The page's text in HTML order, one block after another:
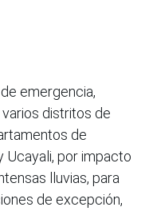
emergencia,
distritos de
de
Ucayali, por impacto
lluvias, para
de excepción,